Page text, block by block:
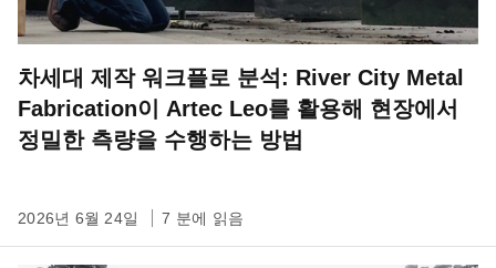
차세대 제작 워크플로 분석: River City Metal
Fabrication이 Artec Leo를 활용해 현장에서
정밀한 측량을 수행하는 방법
2026년 6월 24일 7 분에 읽음